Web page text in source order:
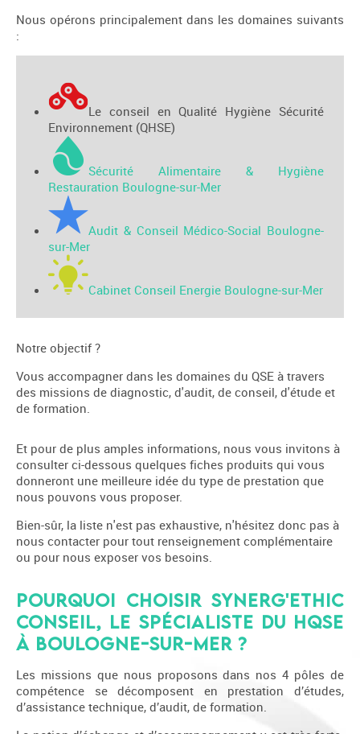
Nous opérons principalement dans les domaines suivants
:
Le conseil en Qualité Hygiène Sécurité
Environnement (QHSE)
Sécurité Alimentaire & Hygiène
Restauration Boulogne-sur-Mer
Audit & Conseil Médico-Social Boulogne-
sur-Mer
Cabinet Conseil Energie Boulogne-sur-Mer
Notre objectif ?
Vous accompagner dans les domaines du QSE à travers
des missions de diagnostic, d'audit, de conseil, d'étude et
de formation.
Et pour de plus amples informations, nous vous invitons à
consulter ci-dessous quelques fiches produits qui vous
donneront une meilleure idée du type de prestation que
nous pouvons vous proposer.
Bien-sûr, la liste n'est pas exhaustive, n'hésitez donc pas à
nous contacter pour tout renseignement complémentaire
ou pour nous exposer vos besoins.
Pourquoi CHOISIR SYNERG'ETHIC
Conseil, le spécialiste du HQSE
à Boulogne-sur-Mer ?
Les missions que nous proposons dans nos 4 pôles de
compétence se décomposent en prestation d’études,
d’assistance technique, d’audit, de formation.